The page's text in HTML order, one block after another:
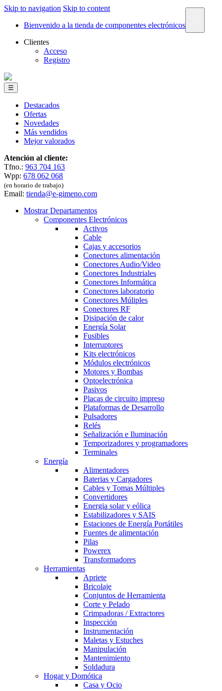
Skip to navigation Skip to content
Bienvenido a la tienda de componentes electrónicos
Clientes
Acceso
Registro
☰
Destacados
Ofertas
Novedades
Más vendidos
Mejor valorados
Atención al cliente:
Tfno.: 963 704 163
Wpp: 678 062 068
(en horario de trabajo)
Email: tienda@e-gimeno.com
Mostrar Departamentos
Componentes Electrónicos
Activos
Cable
Cajas y accesorios
Conectores alimentación
Conectores Audio/Video
Conectores Industriales
Conectores Informática
Conectores laboratorio
Conectores Múliples
Conectores RF
Disipación de calor
Energía Solar
Fusibles
Interruptores
Kits electrónicos
Módulos electrónicos
Motores y Bombas
Optoelectrónica
Pasivos
Placas de circuito impreso
Plataformas de Desarrollo
Pulsadores
Relés
Señalización e Iluminación
Temporizadores y programadores
Terminales
Energía
Alimentadores
Baterias y Cargadores
Cables y Tomas Múltiples
Convertidores
Energia solar y eólica
Estabilizadores y SAIS
Estaciones de Energía Portátiles
Fuentes de alimentación
Pilas
Powerex
Transformadores
Herramientas
Apriete
Bricolaje
Conjuntos de Herramienta
Corte y Pelado
Crimpadoras / Extractores
Inspección
Instrumentación
Maletas y Estuches
Manipulación
Mantenimiento
Soldadura
Hogar y Domótica
Casa y Ocio